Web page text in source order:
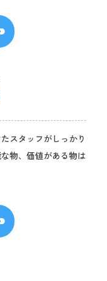
スタッフがしっかり
物、価値がある物は